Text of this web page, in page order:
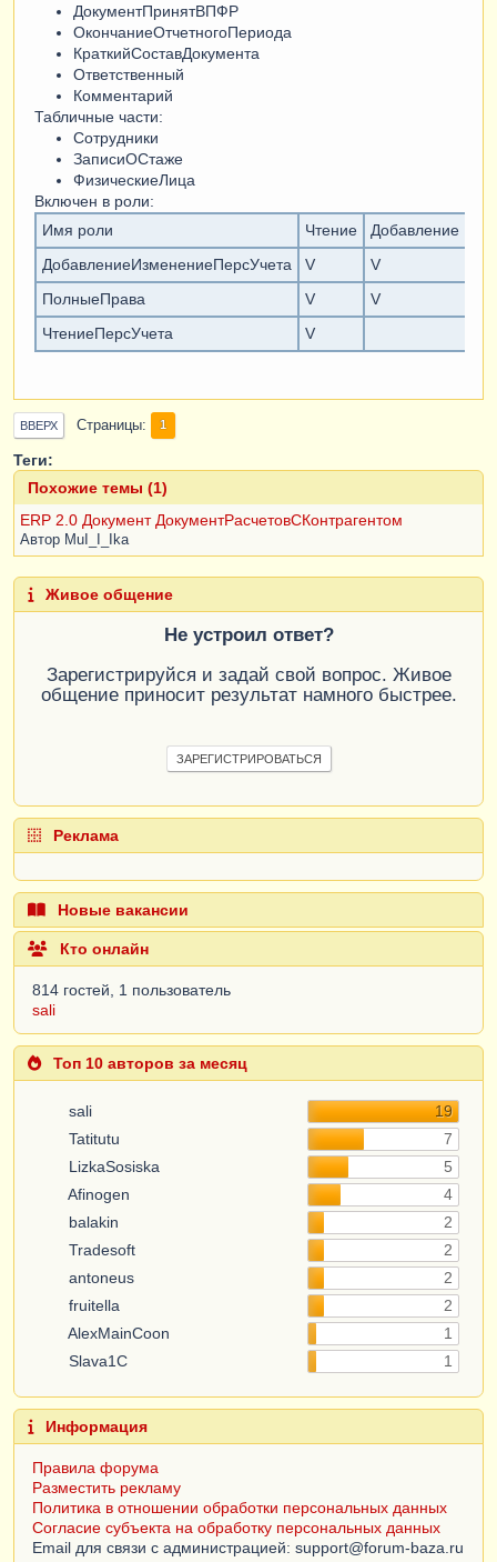
ДокументПринятВПФР
ОкончаниеОтчетногоПериода
КраткийСоставДокумента
Ответственный
Комментарий
Табличные части:
Сотрудники
ЗаписиОСтаже
ФизическиеЛица
Включен в роли:
Имя роли
Чтение Добавление
ДобавлениеИзменениеПерсУчета
V V
ПолныеПрава
V V
ЧтениеПерсУчета
V
ВВЕРХ Страницы 1
Теги:
Похожие темы (1)
ERP 2.0 Документ ДокументРасчетовСКонтрагентом
Автор MuI_I_Ika
Живое общение
Не устроил ответ?
Зарегистрируйся и задай свой вопрос. Живое
общение приносит результат намного быстрее.
ЗАРЕГИСТРИРОВАТЬСЯ
Реклама
Новые вакансии
Кто онлайн
814 гостей, 1 пользователь
sali
Топ 10 авторов за месяц
sali
19
Tatitutu
7
LizkaSosiska
5
Afinogen
4
balakin
2
Tradesoft
2
antoneus
2
fruitella
2
AlexMainCoon
1
Slava1C
1
Информация
Правила форума
Разместить рекламу
Политика в отношении обработки персональных данных
Согласие субъекта на обработку персональных данных
Email для связи с администрацией: